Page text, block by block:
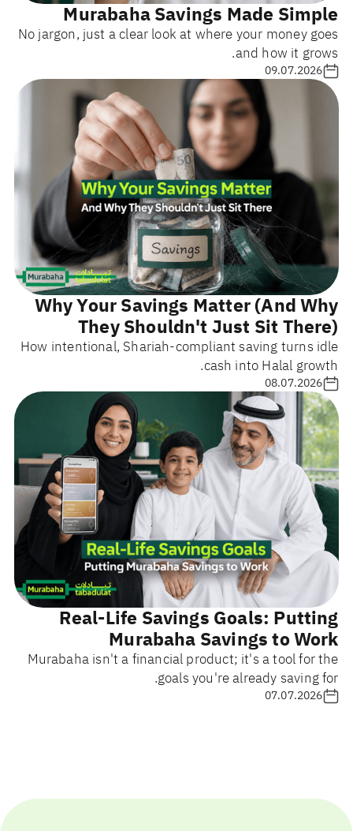
Murabaha Savings Made Simple
No jargon, just a clear look at where your money goes
and how it grows.
09.07.2026
Why Your Savings Matter (And Why
They Shouldn't Just Sit There)
How intentional, Shariah-compliant saving turns idle
cash into Halal growth.
08.07.2026
Real-Life Savings Goals: Putting
Murabaha Savings to Work
Murabaha isn't a financial product; it's a tool for the
goals you're already saving for.
07.07.2026